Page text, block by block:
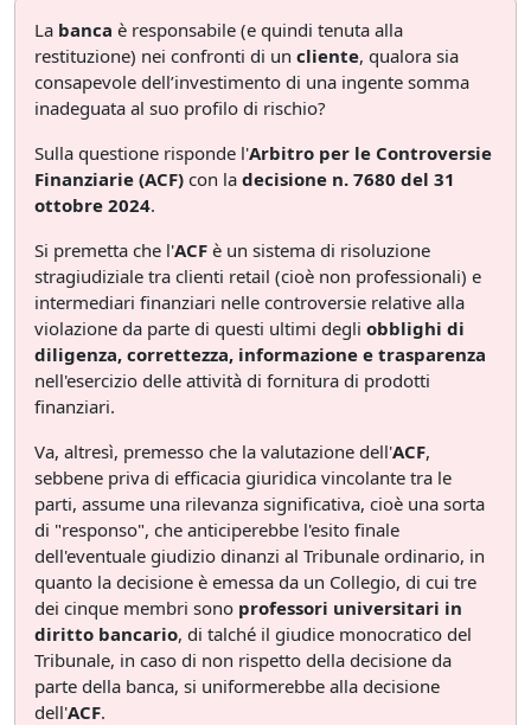
La banca è responsabile (e quindi tenuta alla
restituzione) nei confronti di un cliente, qualora sia
consapevole dell’investimento di una ingente somma
inadeguata al suo profilo di rischio?
Sulla questione risponde l'Arbitro per le Controversie
Finanziarie (ACF) con la decisione n. 7680 del 31
ottobre 2024.
Si premetta che l'ACF è un sistema di risoluzione
stragiudiziale tra clienti retail (cioè non professionali) e
intermediari finanziari nelle controversie relative alla
violazione da parte di questi ultimi degli obblighi di
diligenza, correttezza, informazione e trasparenza
nell'esercizio delle attività di fornitura di prodotti
finanziari.
Va, altresì, premesso che la valutazione dell'ACF,
sebbene priva di efficacia giuridica vincolante tra le
parti, assume una rilevanza significativa, cioè una sorta
di "responso", che anticiperebbe l'esito finale
dell'eventuale giudizio dinanzi al Tribunale ordinario, in
quanto la decisione è emessa da un Collegio, di cui tre
dei cinque membri sono professori universitari in
diritto bancario, di talché il giudice monocratico del
Tribunale, in caso di non rispetto della decisione da
parte della banca, si uniformerebbe alla decisione
dell'ACF.